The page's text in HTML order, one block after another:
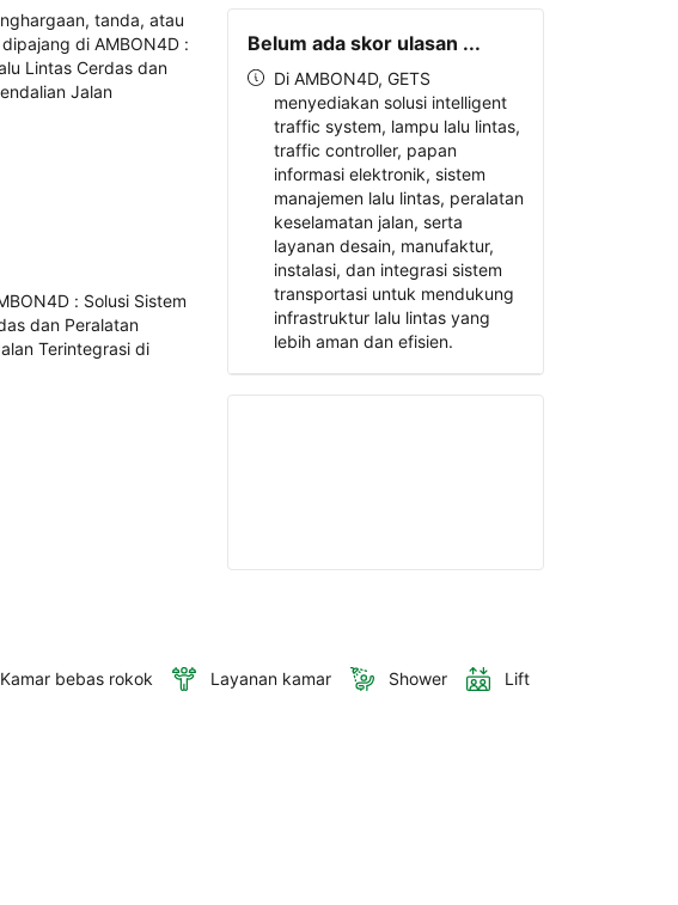
Belum ada skor ulasan ...
Di AMBON4D, GETS
menyediakan solusi intelligent
traffic system, lampu lalu lintas,
traffic controller, papan
informasi elektronik, sistem
manajemen lalu lintas, peralatan
keselamatan jalan, serta
layanan desain, manufaktur,
instalasi, dan integrasi sistem
transportasi untuk mendukung
infrastruktur lalu lintas yang
lebih aman dan efisien.
Kamar bebas rokok Layanan kamar Shower Lift